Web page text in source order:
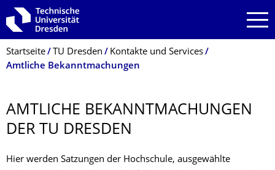
Zur Hauptnavigation springen
Zur Suche springen
Zum Inhalt springen
Breadcrumb-Menü
Startseite TU Dresden
Kontakte und Services
Amtliche Bekanntmachungen
AMTLICHE BEKANNTMACHUN­GEN
DER TU DRESDEN
Hier werden Satzungen der Hochschule, ausgewählte